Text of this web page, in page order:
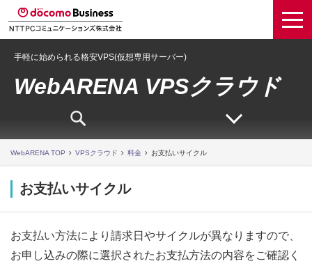
手軽に始められる格安VPS(仮想専用サーバー)
WebARENA VPSクラウド
WebARENA TOP VPSクラウド 料金 お支払いサイクル
お支払いサイクル
お支払い方法により請求日やサイクルが異なりますので、
お申し込みの際に選択されたお支払方法の内容をご確認く